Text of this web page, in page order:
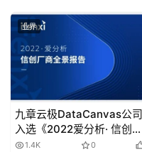
业界
九章云极DataCanvas公司
入选《2022爱分析· 信创厂
商全景报告》
1.4K 0